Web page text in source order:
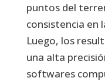
puntos del
consistencia en
Luego, los
una alta
softwares